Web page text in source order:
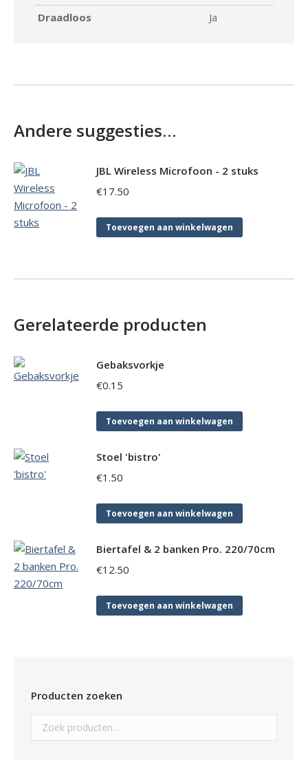
Draadloos
Ja
Andere suggesties…
JBL Wireless Microfoon - 2 stuks
€17.50
Toevoegen aan winkelwagen
Gerelateerde producten
Gebaksvorkje
€0.15
Toevoegen aan winkelwagen
Stoel 'bistro'
€1.50
Toevoegen aan winkelwagen
Biertafel & 2 banken Pro. 220/70cm
€12.50
Toevoegen aan winkelwagen
Producten zoeken